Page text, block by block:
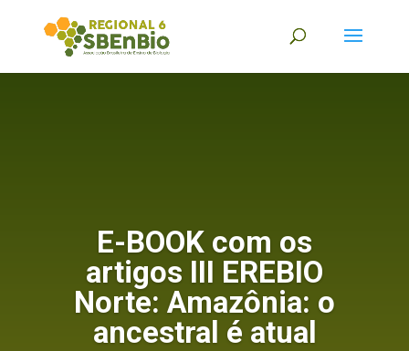
E-BOOK com os
artigos III EREBIO
Norte: Amazônia: o
ancestral é atual